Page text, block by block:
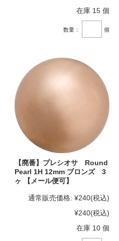
在庫 15 個
数量： 個
【廃番】プレシオサ Round
Pearl 1H 12mm ブロンズ 3
ヶ 【メール便可】
通常販売価格: ¥240(税込)
¥240(税込)
在庫 10 個